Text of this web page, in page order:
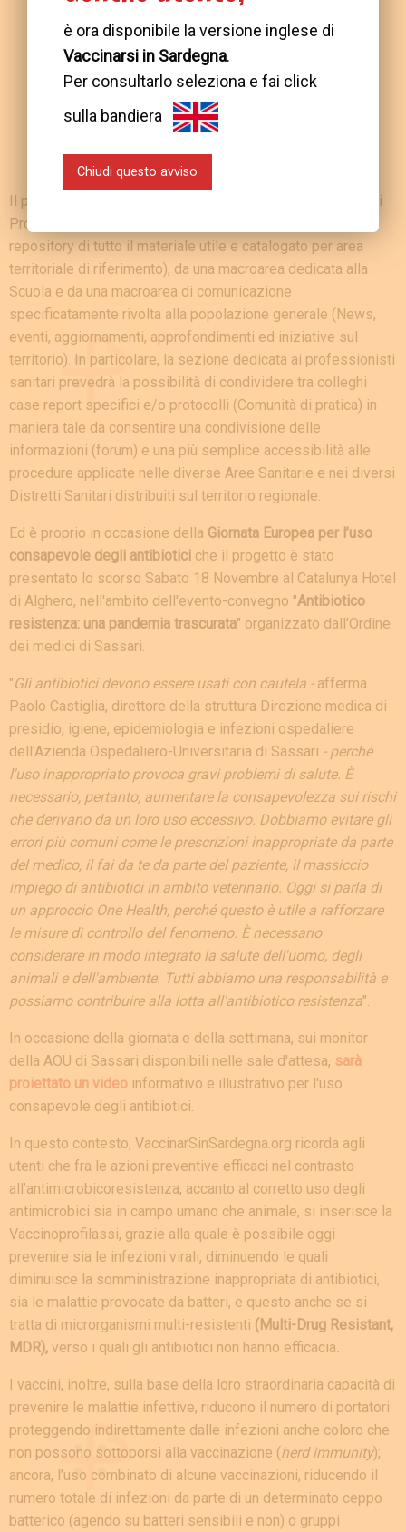
Il portale sarà costituito da una sezione intranet dedicata ai
Professionisti della salute (Protocolli, circolari, relazioni e
repository di tutto il materiale utile e catalogato per area
territoriale di riferimento), da una macroarea dedicata alla
Scuola e da una macroarea di comunicazione
specificatamente rivolta alla popolazione generale (News,
eventi, aggiornamenti, approfondimenti ed iniziative sul
territorio). In particolare, la sezione dedicata ai professionisti
sanitari prevedrà la possibilità di condividere tra colleghi
case report specifici e/o protocolli (Comunità di pratica) in
maniera tale da consentire una condivisione delle
informazioni (forum) e una più semplice accessibilità alle
procedure applicate nelle diverse Aree Sanitarie e nei diversi
Distretti Sanitari distribuiti sul territorio regionale.
Ed è proprio in occasione della Giornata Europea per l’uso
consapevole degli antibiotici che il progetto è stato
presentato lo scorso Sabato 18 Novembre al Catalunya Hotel
di Alghero, nell'ambito dell'evento-convegno "Antibiotico
resistenza: una pandemia trascurata" organizzato dall'Ordine
dei medici di Sassari.
"Gli antibiotici devono essere usati con cautela - afferma
Paolo Castiglia, direttore della struttura Direzione medica di
presidio, igiene, epidemiologia e infezioni ospedaliere
dell'Azienda Ospedaliero-Universitaria di Sassari - perché
l'uso inappropriato provoca gravi problemi di salute. È
necessario, pertanto, aumentare la consapevolezza sui rischi
che derivano da un loro uso eccessivo. Dobbiamo evitare gli
errori più comuni come le prescrizioni inappropriate da parte
del medico, il fai da te da parte del paziente, il massiccio
impiego di antibiotici in ambito veterinario. Oggi si parla di
un approccio One Health, perché questo è utile a rafforzare
le misure di controllo del fenomeno. È necessario
considerare in modo integrato la salute dell'uomo, degli
animali e dell'ambiente. Tutti abbiamo una responsabilità e
possiamo contribuire alla lotta all'antibiotico resistenza".
In occasione della giornata e della settimana, sui monitor
della AOU di Sassari disponibili nelle sale d'attesa, sarà
proiettato un video informativo e illustrativo per l'uso
consapevole degli antibiotici.
In questo contesto, VaccinarSinSardegna.org ricorda agli
utenti che fra le azioni preventive efficaci nel contrasto
all’antimicrobicoresistenza, accanto al corretto uso degli
antimicrobici sia in campo umano che animale, si inserisce la
Vaccinoprofilassi, grazie alla quale è possibile oggi
prevenire sia le infezioni virali, diminuendo le quali
diminuisce la somministrazione inappropriata di antibiotici,
sia le malattie provocate da batteri, e questo anche se si
tratta di microrganismi multi-resistenti (Multi-Drug Resistant,
MDR), verso i quali gli antibiotici non hanno efficacia.
I vaccini, inoltre, sulla base della loro straordinaria capacità di
prevenire le malattie infettive, riducono il numero di portatori
proteggendo indirettamente dalle infezioni anche coloro che
non possono sottoporsi alla vaccinazione (herd immunity);
ancora, l’uso combinato di alcune vaccinazioni, riducendo il
numero totale di infezioni da parte di un determinato ceppo
batterico (agendo su batteri sensibili e non) o gruppi
è ora disponibile la versione inglese di
Vaccinarsi in Sardegna.
Per consultarlo seleziona e fai click
sulla bandiera
Chiudi questo avviso